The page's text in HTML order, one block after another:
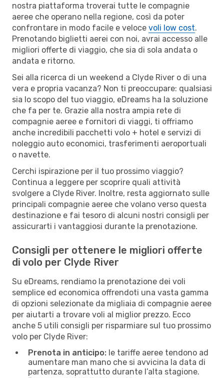
nostra piattaforma troverai tutte le compagnie
aeree che operano nella regione, così da poter
confrontare in modo facile e veloce voli low cost.
Prenotando biglietti aerei con noi, avrai accesso alle
migliori offerte di viaggio, che sia di sola andata o
andata e ritorno.
Sei alla ricerca di un weekend a Clyde River o di una
vera e propria vacanza? Non ti preoccupare: qualsiasi
sia lo scopo del tuo viaggio, eDreams ha la soluzione
che fa per te. Grazie alla nostra ampia rete di
compagnie aeree e fornitori di viaggi, ti offriamo
anche incredibili pacchetti volo + hotel e servizi di
noleggio auto economici, trasferimenti aeroportuali
o navette.
Cerchi ispirazione per il tuo prossimo viaggio?
Continua a leggere per scoprire quali attività
svolgere a Clyde River. Inoltre, resta aggiornato sulle
principali compagnie aeree che volano verso questa
destinazione e fai tesoro di alcuni nostri consigli per
assicurarti i vantaggiosi durante la prenotazione.
Consigli per ottenere le migliori offerte
di volo per Clyde River
Su eDreams, rendiamo la prenotazione dei voli
semplice ed economica offrendoti una vasta gamma
di opzioni selezionate da migliaia di compagnie aeree
per aiutarti a trovare voli al miglior prezzo. Ecco
anche 5 utili consigli per risparmiare sul tuo prossimo
volo per Clyde River:
Prenota in anticipo: le tariffe aeree tendono ad
aumentare man mano che si avvicina la data di
partenza, soprattutto durante l’alta stagione.